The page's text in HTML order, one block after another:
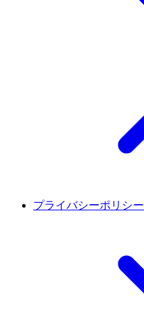
プライバシーポリシー